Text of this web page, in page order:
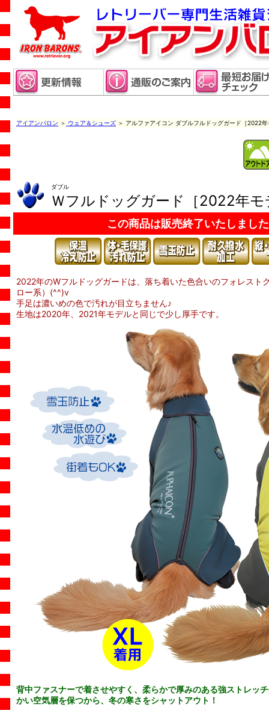
アイアンバロン ＞ ウェア＆シューズ ＞ アルファアイコン ダブルフルドッグガード［2022
ダブル
Ｗフルドッグガード［2022年モ
この商品は販売終了いたしまし
2022年のWフルドッグガードは、落ち着いた色合いのフォレスト
ロー系）(^^)v
手足は濃いめの色で汚れが目立ちません♪
生地は2020年、2021年モデルと同じで少し厚手です。
背中ファスナーで着させやすく、柔らかで厚みのある強ストレッ
かい空気層を保つから、冬の寒さをシャットアウト！